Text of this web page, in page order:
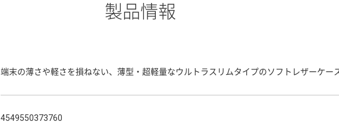
製品情報
端末の薄さや軽さを損ねない、薄型・超軽量なウルトラスリムタイプのソフトレザーケー
4549550373760